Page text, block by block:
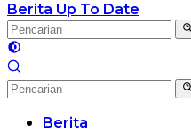
Berita Up To Date
Berita